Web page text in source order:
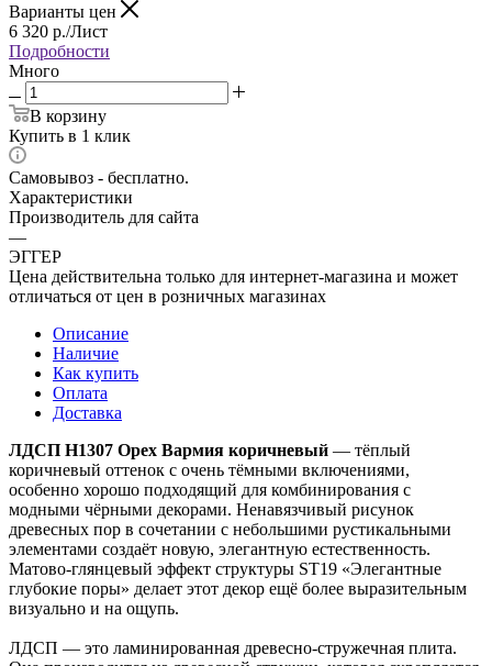
Варианты цен
6 320 р./Лист
Подробности
Много
В корзину
Купить в 1 клик
Самовывоз - бесплатно.
Характеристики
Производитель для сайта
—
ЭГГЕР
Цена действительна только для интернет-магазина и может
отличаться от цен в розничных магазинах
Описание
Наличие
Как купить
Оплата
Доставка
ЛДСП H1307 Орех Вармия коричневый — тёплый
коричневый оттенок с очень тёмными включениями,
особенно хорошо подходящий для комбинирования с
модными чёрными декорами. Ненавязчивый рисунок
древесных пор в сочетании с небольшими рустикальными
элементами создаёт новую, элегантную естественность.
Матово-глянцевый эффект структуры ST19 «Элегантные
глубокие поры» делает этот декор ещё более выразительным
визуально и на ощупь.
ЛДСП — это ламинированная древесно-стружечная плита.